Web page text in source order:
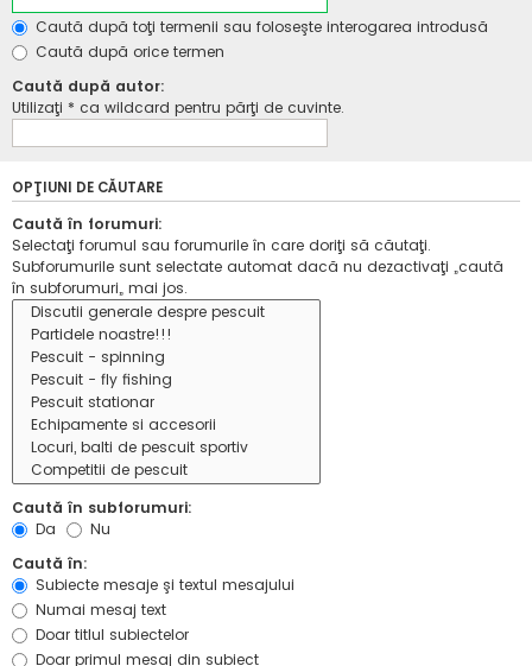
Caută după toţi termenii sau foloseşte interogarea introdusă
Caută după orice termen
Caută după autor:
Utilizaţi * ca wildcard pentru părţi de cuvinte.
OPŢIUNI DE CĂUTARE
Caută în forumuri:
Selectaţi forumul sau forumurile în care doriţi să căutaţi.
Subforumurile sunt selectate automat dacă nu dezactivaţi „caută
în subforumuri„ mai jos.
Caută în subforumuri:
Da
Nu
Caută în:
Subiecte mesaje şi textul mesajului
Numai mesaj text
Doar titlul subiectelor
Doar primul mesaj din subiect